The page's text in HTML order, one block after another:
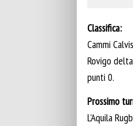
Classifica:
Cammi
Rovigo
punti 0.
Prossimo
L’Aquila